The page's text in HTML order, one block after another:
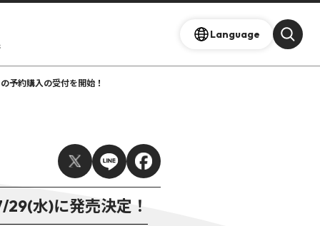
Language
予約購入の受付を開始！
水)に発売決定！